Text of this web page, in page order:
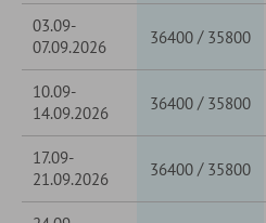
03.09-
07.09.2026
36400 / 35800
10.09-
14.09.2026
36400 / 35800
17.09-
21.09.2026
36400 / 35800